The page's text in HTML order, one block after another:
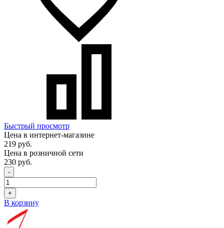
Быстрый просмотр
Цена в интернет-магазине
219 руб.
Цена в розничной сети
230 руб.
-
+
В корзину